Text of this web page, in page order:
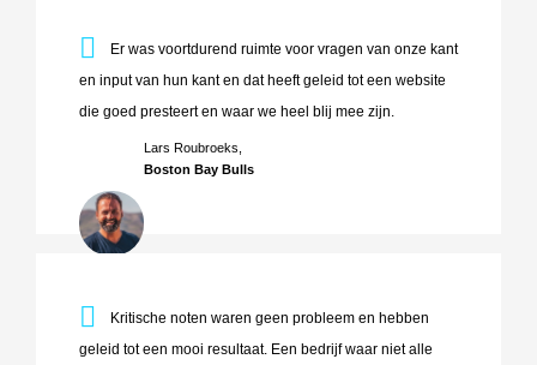
Lars Roubroeks,
Boston Bay Bulls
Er was voortdurend ruimte voor vragen van onze kant
en input van hun kant en dat heeft geleid tot een website
die goed presteert en waar we heel blij mee zijn.
Er was voortdurend ruimte voor vragen van onze kant en
Kritische noten waren geen probleem en hebben
geleid tot een mooi resultaat. Een bedrijf waar niet alle
Kritische noten waren geen probleem en hebben geleid